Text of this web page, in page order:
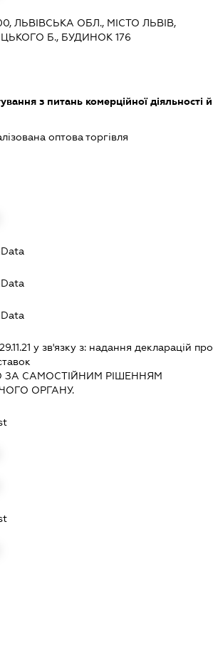
ЛЬВІВСЬКА ОБЛ., МІСТО ЛЬВІВ,
Б., БУДИНОК 176
з питань комерційної діяльності й
оптова торгівля
у зв'язку з: надання декларацiй про
ЗА САМОСТIЙНИМ РIШЕННЯМ
ОРГАНУ.